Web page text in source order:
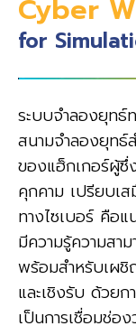
Cyber
for
ระบบจำลองยุทธ์
สนามจำลองยุทธ์
ของแฮ็กเกอร์ผู้ซึ่
คุกคาม เปรียบเ
ทางไซเบอร์ คือ
มีความรู้ความสา
พร้อมสำหรับเผ
และเชิงรับ ด้วย
เป็นการเชื่อมช่อ